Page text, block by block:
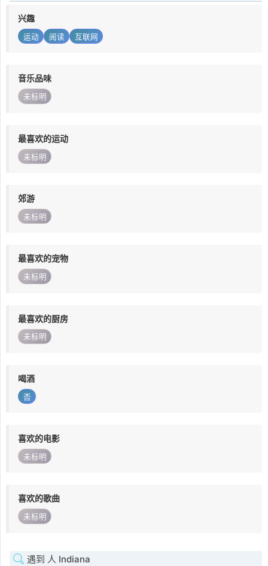
兴趣
运动 阅读 互联网
音乐品味
未标明
最喜欢的运动
未标明
郊游
未标明
最喜欢的宠物
未标明
最喜欢的厨房
未标明
喝酒
否
喜欢的电影
未标明
喜欢的歌曲
未标明
遇到 人 Indiana